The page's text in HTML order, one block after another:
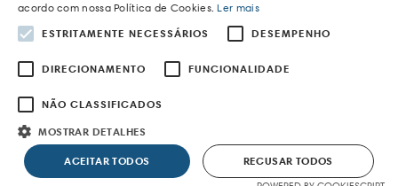
Os meus endereços
Os meus dados pessoais
POWERED BY WEVOLVED - Creative Agency
acordo com nossa Política de Cookies.Ler mais
ESTRITAMENTE NECESSÁRIOS
DESEMPENHO
DIRECIONAMENTO FUNCIONALIDADE
NÃO CLASSIFICADOS
MOSTRAR DETALHES
ACEITAR TODOS RECUSAR TODOS